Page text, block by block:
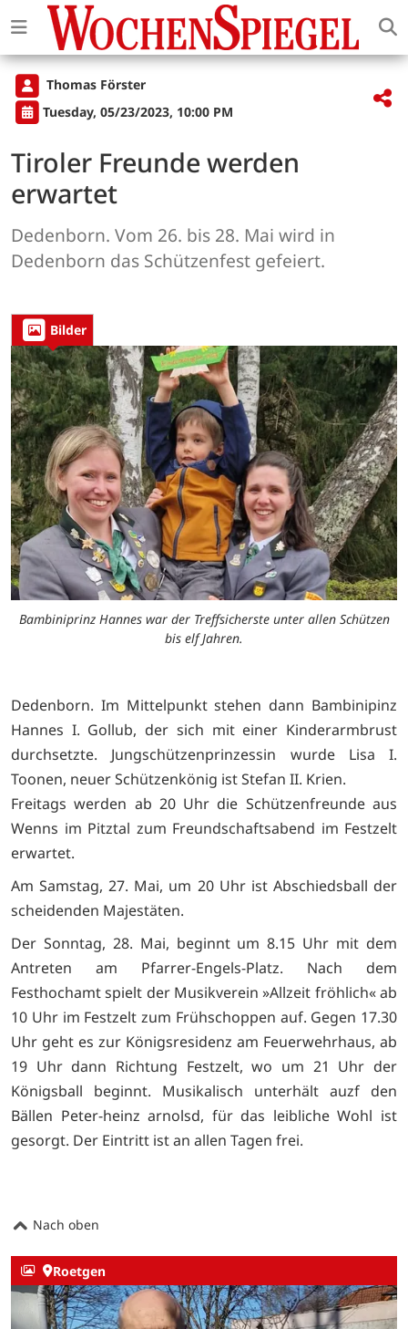
Thomas Förster
Tuesday, 05/23/2023, 10:00 PM
Tiroler Freunde werden
erwartet
Dedenborn. Vom 26. bis 28. Mai wird in
Dedenborn das Schützenfest gefeiert.
Bilder
Bambiniprinz Hannes war der Treffsicherste unter allen Schützen
bis elf Jahren.
Dedenborn. Im Mittelpunkt stehen dann Bambinipinz
Hannes I. Gollub, der sich mit einer Kinderarmbrust
durchsetzte. Jungschützenprinzessin wurde Lisa I.
Toonen, neuer Schützenkönig ist Stefan II. Krien.
Freitags werden ab 20 Uhr die Schützenfreunde aus
Wenns im Pitztal zum Freundschaftsabend im Festzelt
erwartet.
Am Samstag, 27. Mai, um 20 Uhr ist Abschiedsball der
scheidenden Majestäten.
Der Sonntag, 28. Mai, beginnt um 8.15 Uhr mit dem
Antreten am Pfarrer-Engels-Platz. Nach dem
Festhochamt spielt der Musikverein »Allzeit fröhlich« ab
10 Uhr im Festzelt zum Frühschoppen auf. Gegen 17.30
Uhr geht es zur Königsresidenz am Feuerwehrhaus, ab
19 Uhr dann Richtung Festzelt, wo um 21 Uhr der
Königsball beginnt. Musikalisch unterhält auzf den
Bällen Peter-heinz arnolsd, für das leibliche Wohl ist
gesorgt. Der Eintritt ist an allen Tagen frei.
Nach oben
Roetgen